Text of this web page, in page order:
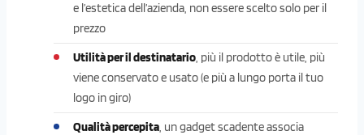
e l’estetica dell’azienda, non essere scelto solo per il
prezzo
Utilità per il destinatario, più il prodotto è utile, più
viene conservato e usato (e più a lungo porta il tuo
logo in giro)
Qualità percepita, un gadget scadente associa